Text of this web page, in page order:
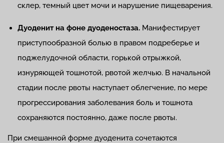
склер, темный цвет мочи и нарушение пищеварения.
Дуоденит на фоне дуоденостаза. Манифестирует
приступообразной болью в правом подреберье и
поджелудочной области, горькой отрыжкой,
изнуряющей тошнотой, рвотой желчью. В начальной
стадии после рвоты наступает облегчение, по мере
прогрессирования заболевания боль и тошнота
сохраняются постоянно, даже после рвоты.
При смешанной форме дуоденита сочетаются